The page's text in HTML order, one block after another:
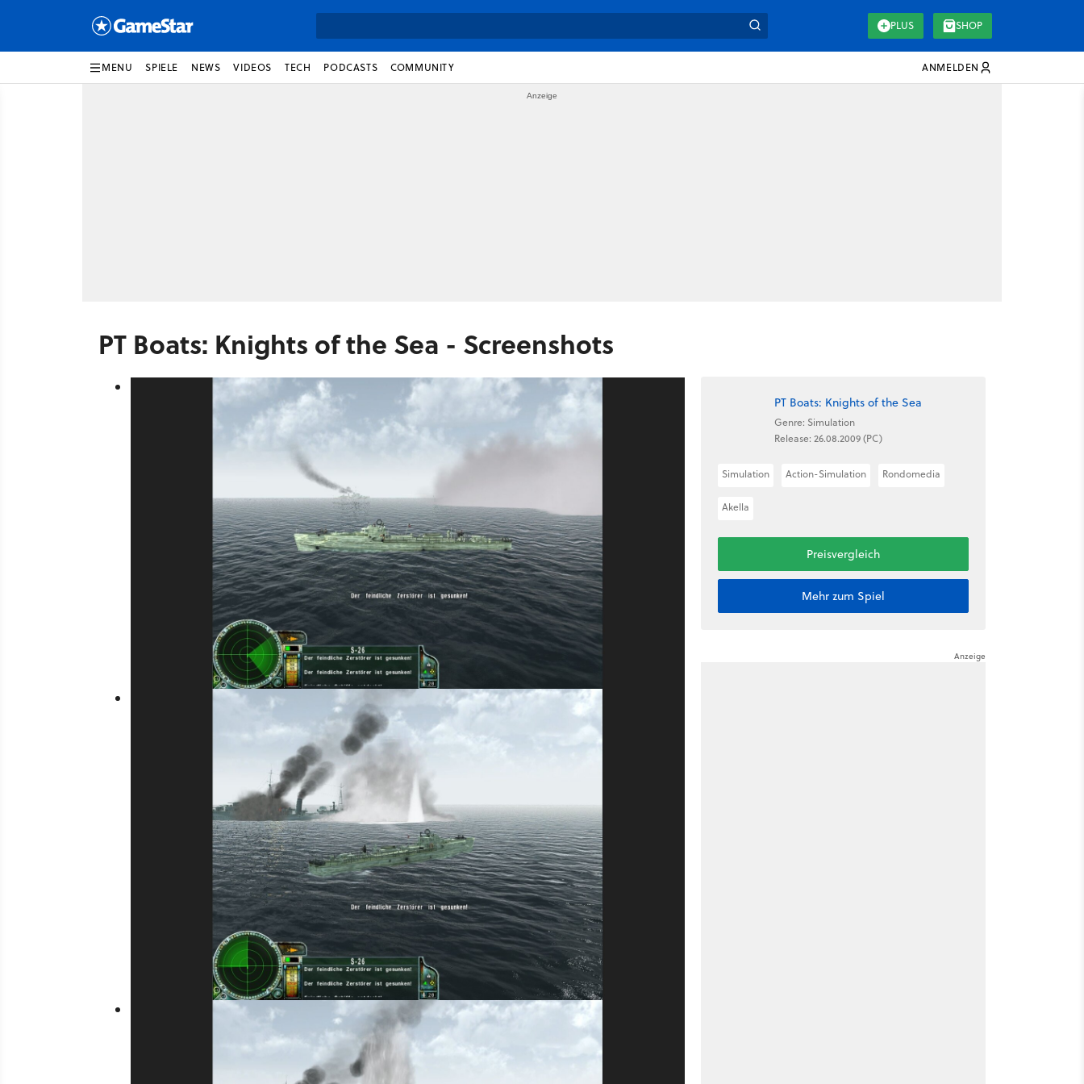
PLUS SHOP
MENU SPIELE NEWS VIDEOS TECH PODCASTS COMMUNITY ANMELDEN
PT Boats: Knights of the Sea - Screenshots
PT Boats: Knights of the Sea
Genre: Simulation
Release: 26.08.2009 (PC)
Simulation Action-Simulation Rondomedia
Akella
Preisvergleich
Mehr zum Spiel